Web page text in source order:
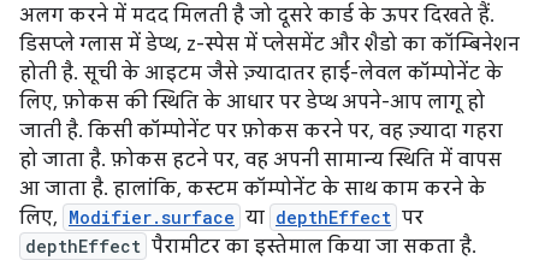
अलग करने में मदद मिलती है जो दूसरे कार्ड के ऊपर दिखते हैं.
डिसप्ले ग्लास में डेप्थ, z-स्पेस में प्लेसमेंट और शैडो का कॉम्बिनेशन
होती है. सूची के आइटम जैसे ज़्यादातर हाई-लेवल कॉम्पोनेंट के
लिए, फ़ोकस की स्थिति के आधार पर डेप्थ अपने-आप लागू हो
जाती है. किसी कॉम्पोनेंट पर फ़ोकस करने पर, वह ज़्यादा गहरा
हो जाता है. फ़ोकस हटने पर, वह अपनी सामान्य स्थिति में वापस
आ जाता है. हालांकि, कस्टम कॉम्पोनेंट के साथ काम करने के
लिए, Modifier.surface या depthEffect पर
depthEffect पैरामीटर का इस्तेमाल किया जा सकता है.